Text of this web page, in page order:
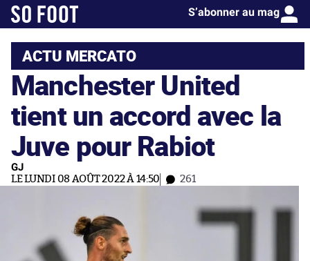
S’abonner au mag
ACTU MERCATO
Manchester United
tient un accord avec la
Juve pour Rabiot
GJ
LE LUNDI 08 AOÛT 2022 À 14:50 261